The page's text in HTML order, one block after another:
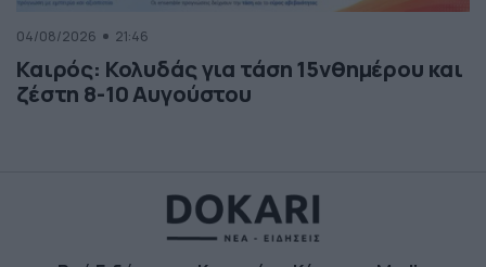
04/08/2026 21:46
Καιρός: Κολυδάς για τάση 15νθημέρου και
ζέστη 8-10 Αυγούστου